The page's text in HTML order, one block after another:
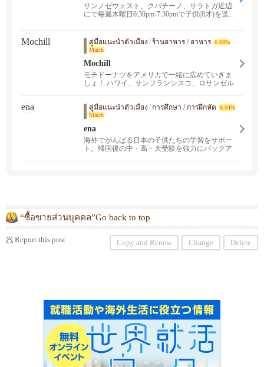
サンノゼウェスト、クパチーノ、サラトガ近辺
にで毎週木曜日6:30pm-7:30pmで子供(8才)を送...
คู่มือแนะนำตัวเมือง /ร้านอาหาร / อาหาร 6.08%
Match
Mochill
モチドーナツをアメリカで一緒に広めていきま
しょ！ ハワイ、サンフランシスコ、ロサンゼル
ーナツ以外にモチカップケーキも販売しており
ます。
คู่มือแนะนำตัวเมือง / การศึกษา / การฝึกหัด
6.04%
Match
ena
海外でがんばる日本の子供たちの学習をサポー
ト。帰国後の中・高・大受験を強力にバックア
日が浅い生徒のためのELD対策や、日々の現地
校の授業をフォローアップするための現地校英
語や現地校理系のクラスもあります。また米国
の大学受験を目指す生徒も在籍しており、その
ためのサポートも行っております。
“ซื้อขายส่วนบุคคล”Go back to top
Report this post Copy and Renew Change Delete